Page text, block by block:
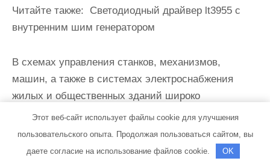
Читайте также:
Светодиодный драйвер lt3955 с
внутренним шим генератором
В схемах управления станков, механизмов,
машин, а также в системах электроснабжения
жилых и общественных зданий широко
применяются пробочные плавкие предохранители
серии ПРС. Номи­нальный ток корпуса 6; 25; 63;
Этот веб-сайт использует файлы cookie для улучшения
пользовательского опыта. Продолжая пользоваться сайтом, вы
даете согласие на использование файлов cookie.
OK